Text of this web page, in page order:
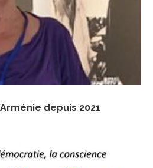
depuis 2021